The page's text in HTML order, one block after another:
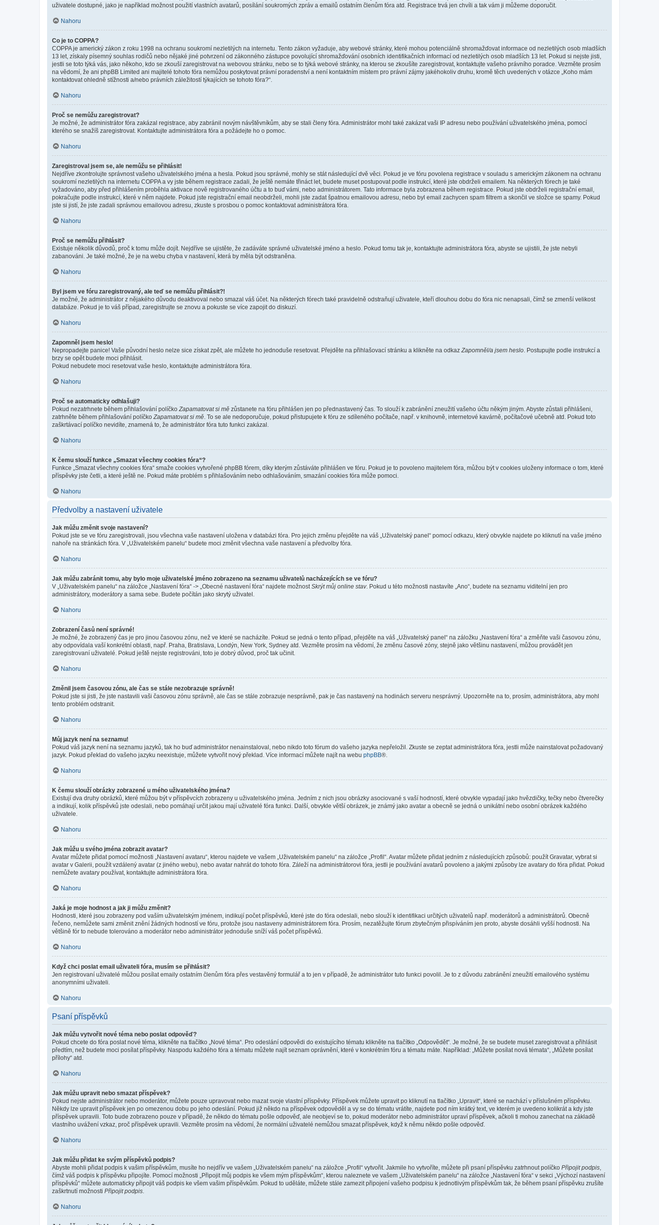
uživatele dostupné, jako je například možnost použití vlastních avatarů, posílání soukromých zpráv a emailů ostatním členům fóra atd. Registrace trvá jen chvíli a tak vám ji můžeme doporučit.
Nahoru
Co je to COPPA?
COPPA je americký zákon z roku 1998 na ochranu soukromí nezletilých na internetu. Tento zákon vyžaduje, aby webové stránky, které mohou potenciálně shromažďovat informace od nezletilých osob mladších
13 let, získaly písemný souhlas rodičů nebo nějaké jiné potvrzení od zákonného zástupce povolující shromažďování osobních identifikačních informací od nezletilých osob mladších 13 let. Pokud si nejste jisti,
jestli se toto týká vás, jako někoho, kdo se zkouší zaregistrovat na webovou stránku, nebo se to týká webové stránky, na kterou se zkoušíte zaregistrovat, kontaktujte vašeho právního poradce. Vezměte prosím
na vědomí, že ani phpBB Limited ani majitelé tohoto fóra nemůžou poskytovat právní poradenství a není kontaktním místem pro právní zájmy jakéhokoliv druhu, kromě těch uvedených v otázce „Koho mám
kontaktovat ohledně stížnosti a/nebo právních záležitostí týkajících se tohoto fóra?“.
Nahoru
Proč se nemůžu zaregistrovat?
Je možné, že administrátor fóra zakázal registrace, aby zabránil novým návštěvníkům, aby se stali členy fóra. Administrátor mohl také zakázat vaši IP adresu nebo používání uživatelského jména, pomocí
kterého se snažíš zaregistrovat. Kontaktujte administrátora fóra a požádejte ho o pomoc.
Nahoru
Zaregistroval jsem se, ale nemůžu se přihlásit!
Nejdříve zkontrolujte správnost vašeho uživatelského jména a hesla. Pokud jsou správné, mohly se stát následující dvě věci. Pokud je ve fóru povolena registrace v souladu s americkým zákonem na ochranu
soukromí nezletilých na internetu COPPA a vy jste během registrace zadali, že ještě nemáte třináct let, budete muset postupovat podle instrukcí, které jste obdrželi emailem. Na některých fórech je také
vyžadováno, aby před přihlášením proběhla aktivace nově registrovaného účtu a to buď vámi, nebo administrátorem. Tato informace byla zobrazena během registrace. Pokud jste obdrželi registrační email,
pokračujte podle instrukcí, které v něm najdete. Pokud jste registrační email neobdrželi, mohli jste zadat špatnou emailovou adresu, nebo byl email zachycen spam filtrem a skončil ve složce se spamy. Pokud
jste si jistí, že jste zadali správnou emailovou adresu, zkuste s prosbou o pomoc kontaktovat administrátora fóra.
Nahoru
Proč se nemůžu přihlásit?
Existuje několik důvodů, proč k tomu může dojít. Nejdříve se ujistěte, že zadáváte správné uživatelské jméno a heslo. Pokud tomu tak je, kontaktujte administrátora fóra, abyste se ujistili, že jste nebyli
zabanováni. Je také možné, že je na webu chyba v nastavení, která by měla být odstraněna.
Nahoru
Byl jsem ve fóru zaregistrovaný, ale teď se nemůžu přihlásit?!
Je možné, že administrátor z nějakého důvodu deaktivoval nebo smazal váš účet. Na některých fórech také pravidelně odstraňují uživatele, kteří dlouhou dobu do fóra nic nenapsali, čímž se zmenší velikost
databáze. Pokud je to váš případ, zaregistrujte se znovu a pokuste se více zapojit do diskuzí.
Nahoru
Zapomněl jsem heslo!
Nepropadejte panice! Vaše původní heslo nelze sice získat zpět, ale můžete ho jednoduše resetovat. Přejděte na přihlašovací stránku a klikněte na odkaz Zapomněl/a jsem heslo . Postupujte podle instrukcí a
brzy se opět budete moci přihlásit.
Pokud nebudete moci resetovat vaše heslo, kontaktujte administrátora fóra.
Nahoru
Proč se automaticky odhlašuji?
Pokud nezatrhnete během přihlašování políčko Zapamatovat si mě zůstanete na fóru přihlášen jen po přednastavený čas. To slouží k zabránění zneužití vašeho účtu někým jiným. Abyste zůstali přihlášeni,
zatrhněte během přihlašování políčko Zapamatovat si mě . To se ale nedoporučuje, pokud přistupujete k fóru ze sdíleného počítače, např. v knihovně, internetové kavárně, počítačové učebně atd. Pokud toto
zaškrtávací políčko nevidíte, znamená to, že administrátor fóra tuto funkci zakázal.
Nahoru
K čemu slouží funkce „Smazat všechny cookies fóra“?
Funkce „Smazat všechny cookies fóra“ smaže cookies vytvořené phpBB fórem, díky kterým zůstáváte přihlášen ve fóru. Pokud je to povoleno majitelem fóra, můžou být v cookies uloženy informace o tom, které
příspěvky jste četli, a které ještě ne. Pokud máte problém s přihlašováním nebo odhlašováním, smazání cookies fóra může pomoci.
Nahoru
Předvolby a nastavení uživatele
Jak můžu změnit svoje nastavení?
Pokud jste se ve fóru zaregistrovali, jsou všechna vaše nastavení uložena v databázi fóra. Pro jejich změnu přejděte na váš „Uživatelský panel“ pomocí odkazu, který obvykle najdete po kliknutí na vaše jméno
nahoře na stránkách fóra. V „Uživatelském panelu“ budete moci změnit všechna vaše nastavení a předvolby fóra.
Nahoru
Jak můžu zabránit tomu, aby bylo moje uživatelské jméno zobrazeno na seznamu uživatelů nacházejících se ve fóru?
V „Uživatelském panelu“ na záložce „Nastavení fóra“ -> „Obecné nastavení fóra“ najdete možnost Skrýt můj online stav. Pokud u této možnosti nastavíte „Ano“, budete na seznamu viditelní jen pro
administrátory, moderátory a sama sebe. Budete počítán jako skrytý uživatel.
Nahoru
Zobrazení časů není správné!
Je možné, že zobrazený čas je pro jinou časovou zónu, než ve které se nacházíte. Pokud se jedná o tento případ, přejděte na váš „Uživatelský panel“ na záložku „Nastavení fóra“ a změňte vaši časovou zónu,
aby odpovídala vaší konkrétní oblasti, např. Praha, Bratislava, Londýn, New York, Sydney atd. Vezměte prosím na vědomí, že změnu časové zóny, stejně jako většinu nastavení, můžou provádět jen
zaregistrovaní uživatelé. Pokud ještě nejste registrováni, toto je dobrý důvod, proč tak učinit.
Nahoru
Změnil jsem časovou zónu, ale čas se stále nezobrazuje správně!
Pokud jste si jisti, že jste nastavili vaši časovou zónu správně, ale čas se stále zobrazuje nesprávně, pak je čas nastavený na hodinách serveru nesprávný. Upozorněte na to, prosím, administrátora, aby mohl
tento problém odstranit.
Nahoru
Můj jazyk není na seznamu!
Pokud váš jazyk není na seznamu jazyků, tak ho buď administrátor nenainstaloval, nebo nikdo toto fórum do vašeho jazyka nepřeložil. Zkuste se zeptat administrátora fóra, jestli může nainstalovat požadovaný
jazyk. Pokud překlad do vašeho jazyku neexistuje, můžete vytvořit nový překlad. Více informací můžete najít na webu phpBB®.
Nahoru
K čemu slouží obrázky zobrazené u mého uživatelského jména?
Existují dva druhy obrázků, které můžou být v příspěvcích zobrazeny u uživatelského jména. Jedním z nich jsou obrázky asociované s vaší hodností, které obvykle vypadají jako hvězdičky, tečky nebo čtverečky
a indikují, kolik příspěvků jste odeslali, nebo pomáhají určit jakou mají uživatelé fóra funkci. Další, obvykle větší obrázek, je známý jako avatar a obecně se jedná o unikátní nebo osobní obrázek každého
uživatele.
Nahoru
Jak můžu u svého jména zobrazit avatar?
Avatar můžete přidat pomocí možnosti „Nastavení avataru“, kterou najdete ve vašem „Uživatelském panelu“ na záložce „Profil“. Avatar můžete přidat jedním z následujících způsobů: použít Gravatar, vybrat si
avatar v Galerii, použít vzdálený avatar (z jiného webu), nebo avatar nahrát do tohoto fóra. Záleží na administrátorovi fóra, jestli je používání avatarů povoleno a jakými způsoby lze avatary do fóra přidat. Pokud
nemůžete avatary používat, kontaktujte administrátora fóra.
Nahoru
Jaká je moje hodnost a jak ji můžu změnit?
Hodnosti, které jsou zobrazeny pod vaším uživatelským jménem, indikují počet příspěvků, které jste do fóra odeslali, nebo slouží k identifikaci určitých uživatelů např. moderátorů a administrátorů. Obecně
řečeno, nemůžete sami změnit znění žádných hodností ve fóru, protože jsou nastaveny administrátorem fóra. Prosím, nezatěžujte fórum zbytečným přispíváním jen proto, abyste dosáhli vyšší hodnosti. Na
většině fór to nebude tolerováno a moderátor nebo administrátor jednoduše sníží váš počet příspěvků.
Nahoru
Když chci poslat email uživateli fóra, musím se přihlásit?
Jen registrovaní uživatelé můžou posílat emaily ostatním členům fóra přes vestavěný formulář a to jen v případě, že administrátor tuto funkci povolil. Je to z důvodu zabránění zneužití emailového systému
anonymními uživateli.
Nahoru
Psaní příspěvků
Jak můžu vytvořit nové téma nebo poslat odpověď?
Pokud chcete do fóra poslat nové téma, klikněte na tlačítko „Nové téma“. Pro odeslání odpovědi do existujícího tématu klikněte na tlačítko „Odpovědět“. Je možné, že se budete muset zaregistrovat a přihlásit
předtím, než budete moci posílat příspěvky. Naspodu každého fóra a tématu můžete najít seznam oprávnění, které v konkrétním fóru a tématu máte. Například: „Můžete posílat nová témata“, „Můžete posílat
přílohy“ atd.
Nahoru
Jak můžu upravit nebo smazat příspěvek?
Pokud nejste administrátor nebo moderátor, můžete pouze upravovat nebo mazat svoje vlastní příspěvky. Příspěvek můžete upravit po kliknutí na tlačítko „Upravit“, které se nachází v příslušném příspěvku.
Někdy lze upravit příspěvek jen po omezenou dobu po jeho odeslání. Pokud již někdo na příspěvek odpověděl a vy se do tématu vrátíte, najdete pod ním krátký text, ve kterém je uvedeno kolikrát a kdy jste
příspěvek upravili. Toto bude zobrazeno pouze v případě, že někdo do tématu pošle odpověď, ale neobjeví se to, pokud moderátor nebo administrátor upraví příspěvek, ačkoli ti mohou zanechat na základě
vlastního uvážení vzkaz, proč příspěvek upravili. Vezměte prosím na vědomí, že normální uživatelé nemůžou smazat příspěvek, když k němu někdo pošle odpověď.
Nahoru
Jak můžu přidat ke svým příspěvků podpis?
Abyste mohli přidat podpis k vašim příspěvkům, musíte ho nejdřív ve vašem „Uživatelském panelu“ na záložce „Profil“ vytvořit. Jakmile ho vytvoříte, můžete při psaní příspěvku zatrhnout políčko Připojit podpis
čímž váš podpis k příspěvku připojíte. Pomocí možnosti „Připojit můj podpis ke všem mým příspěvkům“, kterou naleznete ve vašem „Uživatelském panelu“ na záložce „Nastavení fóra“ v sekci „Výchozí nastavení
příspěvků“ můžete automaticky připojit váš podpis ke všem vašim příspěvkům. Pokud to uděláte, můžete stále zamezit připojení vašeho podpisu k jednotlivým příspěvkům tak, že během psaní příspěvku zrušíte
zaškrtnutí možnosti Připojit podpis
Nahoru